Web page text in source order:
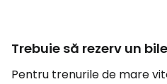
Trebuie să rezerv un
Pentru trenurile de mare